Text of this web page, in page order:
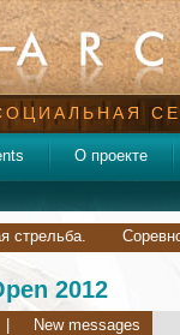
О проекте
стрельба.
2012
New messages